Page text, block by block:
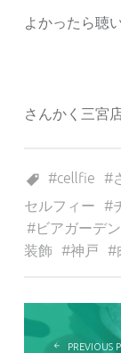
よかったら聴
さんかく三宮
cellfie
セルフィー
ビアガーデン
装飾
神戸
投稿ナビゲーション
PREVIOUS